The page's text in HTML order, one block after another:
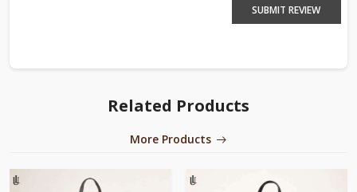
SUBMIT REVIEW
Related Products
More Products